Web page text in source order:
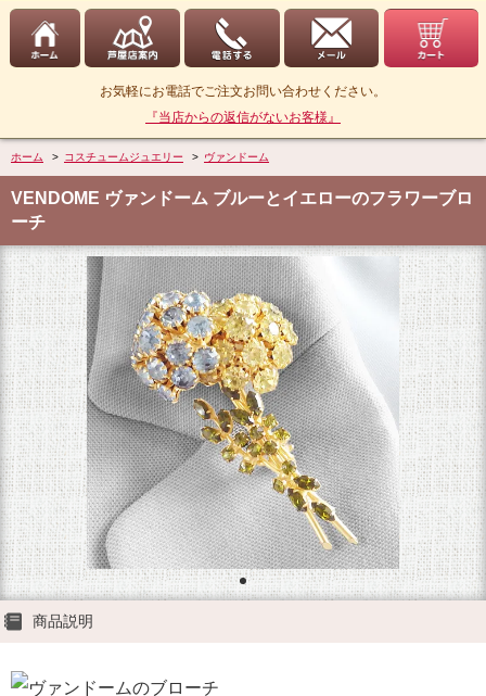
お気軽にお電話でご注文お問い合わせください。
『当店からの返信がないお客様』
ホーム > コスチュームジュエリー > ヴァンドーム
VENDOME ヴァンドーム ブルーとイエローのフラワーブロ
ーチ
商品説明